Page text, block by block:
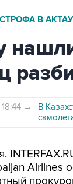
В
→
В
Airlines